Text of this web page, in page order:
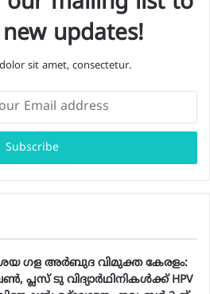
updates!
sit amet, consectetur.
ഗള അർബുദ വിമുക്ത കേരളം:
പ്ലസ് ടു വിദ്യാർഥിനികൾക്ക് HPV